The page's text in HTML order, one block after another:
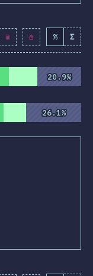
82.1 % ( 9430
% Σ
20.9%
20.9%
26.1%
26.1%